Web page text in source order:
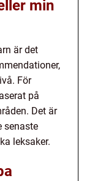
min
är det
För
på
Det är
senaste
leksaker.